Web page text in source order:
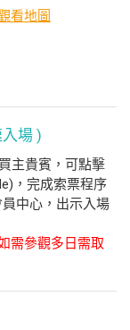
看地圖
場 )
主貴賓，可點擊
，完成索票程序
中心，出示入場
需參觀多日需取